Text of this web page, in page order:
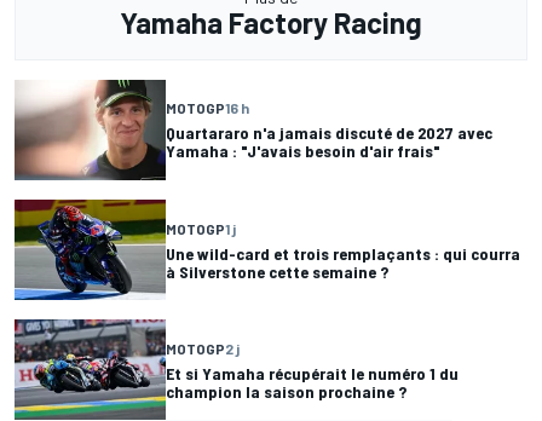
Yamaha Factory Racing
MOTOGP16 h
Quartararo n'a jamais discuté de 2027 avec
Yamaha : "J'avais besoin d'air frais"
MOTOGP1 j
Une wild-card et trois remplaçants : qui courra
à Silverstone cette semaine ?
MOTOGP2 j
Et si Yamaha récupérait le numéro 1 du
champion la saison prochaine ?